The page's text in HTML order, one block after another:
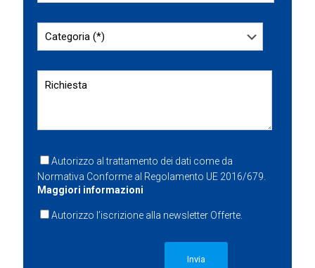
Autorizzo al trattamento dei dati come da
Normativa Conforme al Regolamento UE 2016/679.
Maggiori informazioni
Autorizzo l’iscrizione alla newsletter Offerte.